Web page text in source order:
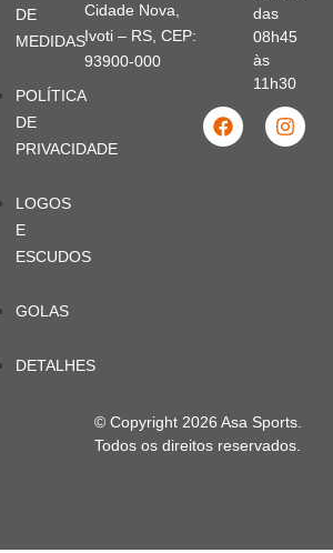
DE
MEDIDAS
POLÍTICA
DE
PRIVACIDADE
LOGOS
E
ESCUDOS
GOLAS
DETALHES
Cidade Nova,
Ivoti – RS, CEP:
93900-000
das
08h45
às
11h30
© Copyright 2026 Asa Sports.
Todos os direitos reservados.